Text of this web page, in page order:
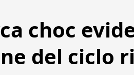
choc
del ciclo